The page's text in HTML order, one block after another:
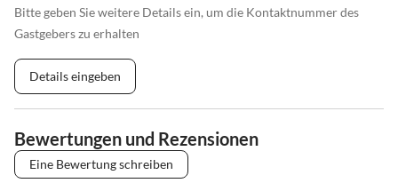
Bitte geben Sie weitere Details ein, um die Kontaktnummer des
Gastgebers zu erhalten
Details eingeben
Bewertungen und Rezensionen
Eine Bewertung schreiben